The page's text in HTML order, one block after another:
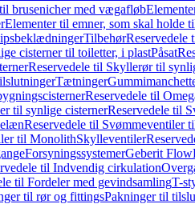
brusenicher med vægafløb
Elementer til emner, som skal holde
TilbehørReservedele
cisterner til toiletter, i plastPåsat
Reservedele til Skyllerør til
Tætninger
Reservedele til
til synlige cisternerReservedele til
Reservedele til Svømmeventiler
til MonolithSkylleventiler
ForsyningssystemerGeberit
til Indvendig cirkulation
til Fordeler med gevindsamlingT-
til rør og fittingsPakninger til